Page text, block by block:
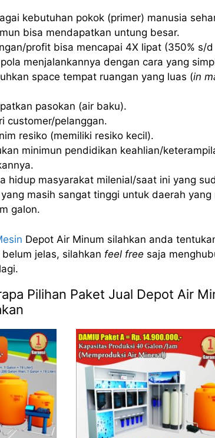
kebutuhan pokok (primer) manusia
bisa mendapatkan untung besar.
profit bisa mencapai 4X lipat (350% s/
menjalankannya dengan cara yang
space tempat ruangan yang luas (in
pasokan (air baku).
customer/pelanggan.
resiko (memiliki resiko kecil).
minimun pendidikan keahlian/
hidup masyarakat milenial/saat ini yang
masih sangat tinggi untuk daerah
galon.
Depot Air Minum silahkan anda
jelas, silahkan feel free saja
Pilihan Paket Jual Depot Air